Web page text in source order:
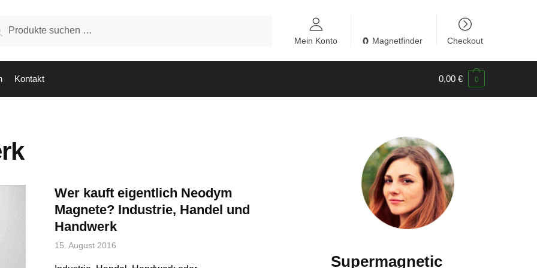
Mein Konto 🧲 Magnetfinder Checkout
Kontakt 0,00 € 0
Wer kauft eigentlich Neodym
Magnete? Industrie, Handel und
Handwerk
15. August 2016
Supermagnetic